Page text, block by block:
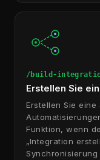
/build-
Erstellen Sie
Erstellen Sie
Funktion, wenn
„Integration
Synchronisierung